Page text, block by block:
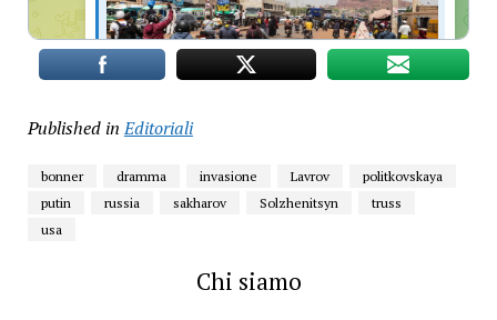
Published in Editoriali
bonner dramma invasione Lavrov
politkovskaya
putin
russia sakharov Solzhenitsyn
truss
usa
Chi siamo